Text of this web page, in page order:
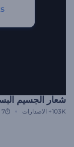
شعار الجسيم
103K+ الاصدارات 7 ثواني